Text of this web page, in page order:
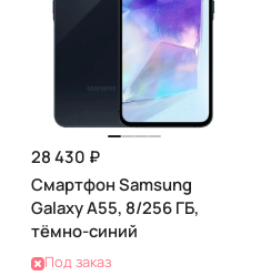
28 430 ₽
Смартфон Samsung
Galaxy A55, 8/256 ГБ,
тёмно-синий
Под заказ